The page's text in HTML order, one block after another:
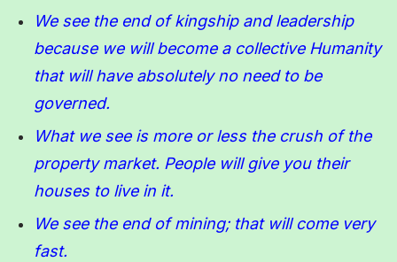
We see the end of kingship and leadership
because we will become a collective Humanity
that will have absolutely no need to be
governed.
What we see is more or less the crush of the
property market. People will give you their
houses to live in it.
We see the end of mining; that will come very
fast.